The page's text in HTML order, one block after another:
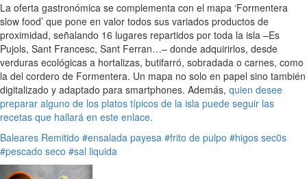
La oferta gastronómica se complementa con el mapa ‘Formentera
slow food’ que pone en valor todos sus variados productos de
proximidad, señalando 16 lugares repartidos por toda la isla –Es
Pujols, Sant Francesc, Sant Ferran…– donde adquirirlos, desde
verduras ecológicas a hortalizas, butifarró, sobradada o carnes, como
la del cordero de Formentera. Un mapa no solo en papel sino también
digitalizado y adaptado para smartphones. Además, quien desee
preparar alguno de los platos típicos de la isla puede seguir las
recetas que hallará en este enlace.
Baleares Remitido #ensalada payesa #frito de pulpo #higos sec0s
#pescado seco #sal liquida